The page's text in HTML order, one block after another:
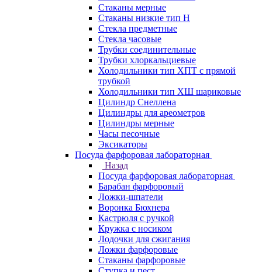
Стаканы мерные
Стаканы низкие тип Н
Стекла предметные
Стекла часовые
Трубки соединительные
Трубки хлоркальциевые
Холодильники тип ХПТ с прямой
трубкой
Холодильники тип ХШ шариковые
Цилиндр Снеллена
Цилиндры для ареометров
Цилиндры мерные
Часы песочные
Эксикаторы
Посуда фарфоровая лабораторная
Назад
Посуда фарфоровая лабораторная
Барабан фарфоровый
Ложки-шпатели
Воронка Бюхнера
Кастрюля с ручкой
Кружка с носиком
Лодочки для сжигания
Ложки фарфоровые
Стаканы фарфоровые